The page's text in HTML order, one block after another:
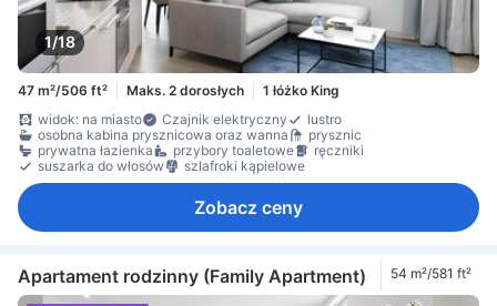
1/18
47 m²/506 ft² Maks. 2 dorosłych
1 łóżko King
widok: na miasto
Czajnik elektryczny
lustro
osobna kabina prysznicowa oraz wanna
prysznic
prywatna łazienka
przybory toaletowe
ręczniki
suszarka do włosów
szlafroki kąpielowe
Zobacz ceny
Apartament rodzinny (Family Apartment) 54 m²/581 ft²